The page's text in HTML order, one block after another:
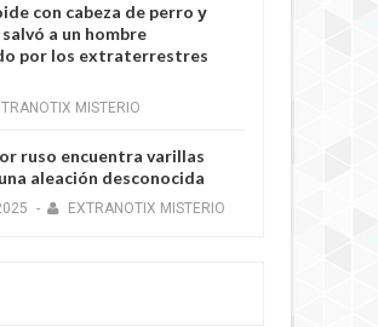
con cabeza de perro у
a un hombre
por los extraterrestres
MISTERIO
ruso encuentra varillas
aleación desconocida
- EXTRANOTIX MISTERIO